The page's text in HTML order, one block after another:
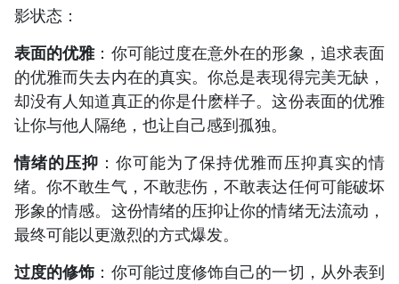
影状态：
表面的优雅：你可能过度在意外在的形象，追求表面
的优雅而失去内在的真实。你总是表现得完美无缺，
却没有人知道真正的你是什麽样子。这份表面的优雅
让你与他人隔绝，也让自己感到孤独。
情绪的压抑 ：你可能为了保持优雅而压抑真实的情
绪。你不敢生气，不敢悲伤，不敢表达任何可能破坏
形象的情感。这份情绪的压抑让你的情绪无法流动，
最终可能以更激烈的方式爆发。
过度的修饰 ：你可能过度修饰自己的一切，从外表到